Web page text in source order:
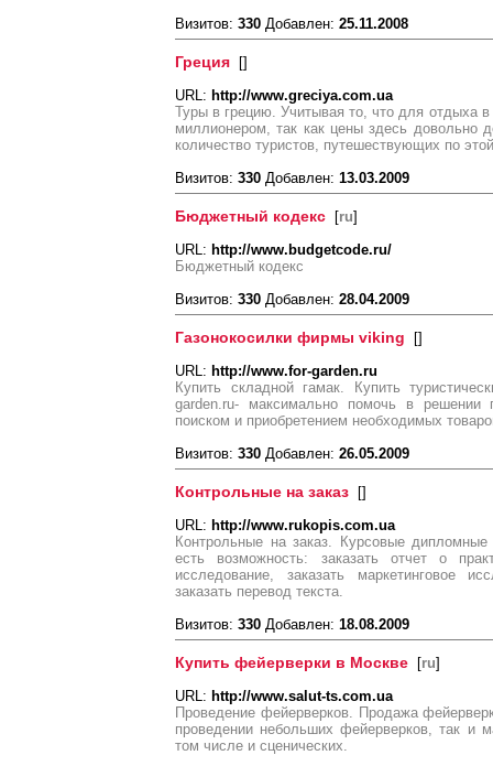
Визитов: 330 Добавлен: 25.11.2008
Греция []
URL: http://www.greciya.com.ua
Туры в грецию. Учитывая то, что для отдыха
миллионером, так как цены здесь довольно
количество туристов, путешествующих по
Визитов: 330 Добавлен: 13.03.2009
Бюджетный кодекс [ru]
URL: http://www.budgetcode.ru/
Бюджетный кодекс
Визитов: 330 Добавлен: 28.04.2009
Газонокосилки фирмы viking []
URL: http://www.for-garden.ru
Купить складной гамак. Купить
garden.ru- максимально помочь в решении
поиском и приобретением необходимых
Визитов: 330 Добавлен: 26.05.2009
Контрольные на заказ []
URL: http://www.rukopis.com.ua
Контрольные на заказ. Курсовые
есть возможность: заказать отчет о
исследование, заказать маркетинговое
заказать перевод текста.
Визитов: 330 Добавлен: 18.08.2009
Купить фейерверки в Москве [ru]
URL: http://www.salut-ts.com.ua
Проведение фейерверков. Продажа
проведении небольших фейерверков, так и
том числе и сценических.